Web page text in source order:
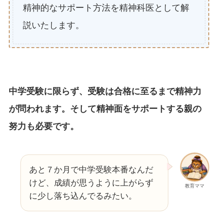
精神的なサポート方法を精神科医として解
説いたします。
中学受験に限らず、受験は合格に至るまで精神力
が問われます。そして精神面をサポートする親の
努力も必要です。
教育ママ
あと７か月で中学受験本番なんだ
けど、成績が思うように上がらず
に少し落ち込んでるみたい。